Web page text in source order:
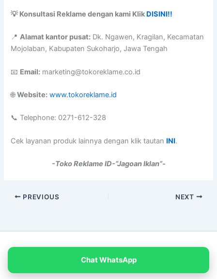
💡 Konsultasi Reklame dengan kami Klik DISINI!!
📍Alamat kantor pusat: Dk. Ngawen, Kragilan, Kecamatan
Mojolaban, Kabupaten Sukoharjo, Jawa Tengah
📧 Email: marketing@tokoreklame.co.id
🌐Website: www.tokoreklame.id
📞 Telephone: 0271-612-328
Cek layanan produk lainnya dengan klik tautan INI.
-Toko Reklame ID-“Jagoan Iklan”-
PREVIOUS NEXT
Chat WhatsApp